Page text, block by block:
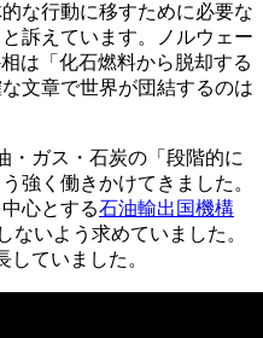
な行動に移すために必要な
訴えています。ノルウェー
は「化石燃料から脱却する
文章で世界が団結するのは
・ガス・石炭の「段階的に
強く働きかけてきました。
心とする石油輸出国機構
ないよう求めていました。
していました。